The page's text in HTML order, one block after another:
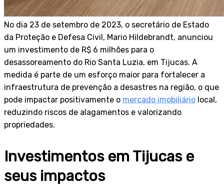
No dia 23 de setembro de 2023, o secretário de Estado
da Proteção e Defesa Civil, Mario Hildebrandt, anunciou
um investimento de R$ 6 milhões para o
desassoreamento do Rio Santa Luzia, em Tijucas. A
medida é parte de um esforço maior para fortalecer a
infraestrutura de prevenção a desastres na região, o que
pode impactar positivamente o mercado imobiliário local,
reduzindo riscos de alagamentos e valorizando
propriedades.
Investimentos em Tijucas e
seus impactos